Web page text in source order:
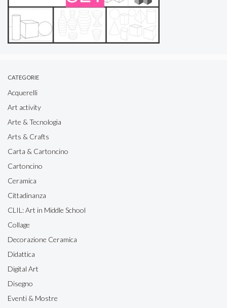
CATEGORIE
Acquerelli
Art activity
Arte & Tecnologia
Arts & Crafts
Carta & Cartoncino
Cartoncino
Ceramica
Cittadinanza
CLIL: Art in Middle School
Collage
Decorazione Ceramica
Didattica
Digital Art
Disegno
Eventi & Mostre